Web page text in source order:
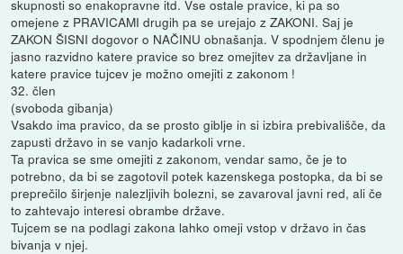
skupnosti so enakopravne itd. Vse ostale pravice, ki pa so
omejene z PRAVICAMI drugih pa se urejajo z ZAKONI. Saj je
ZAKON ŠISNI dogovor o NAČINU obnašanja. V spodnjem členu je
jasno razvidno katere pravice so brez omejitev za državljane in
katere pravice tujcev je možno omejiti z zakonom !
32. člen
(svoboda gibanja)
Vsakdo ima pravico, da se prosto giblje in si izbira prebivališče, da
zapusti državo in se vanjo kadarkoli vrne.
Ta pravica se sme omejiti z zakonom, vendar samo, če je to
potrebno, da bi se zagotovil potek kazenskega postopka, da bi se
preprečilo širjenje nalezljivih bolezni, se zavaroval javni red, ali če
to zahtevajo interesi obrambe države.
Tujcem se na podlagi zakona lahko omeji vstop v državo in čas
bivanja v njej.